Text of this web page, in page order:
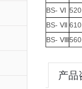
BS- Ⅵ
BS- Ⅶ
BS- Ⅷ
产品